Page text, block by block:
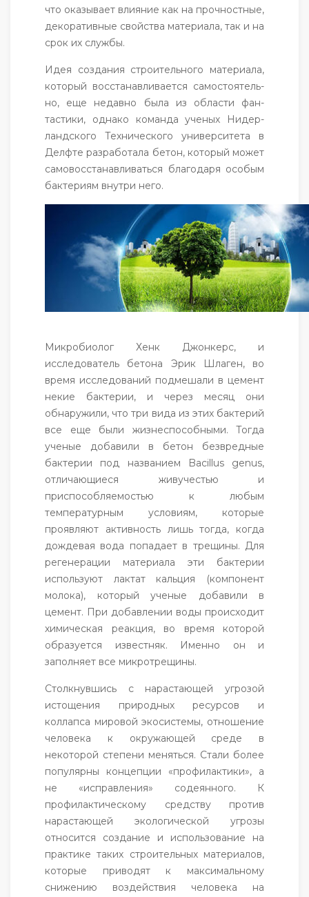
что ока­зыва­ет вли­яние как на проч­нос­тные,
де­кора­тив­ные свой­ства ма­тери­ала, так и на
срок их служ­бы.
Идея соз­да­ния стро­итель­но­го ма­тери­ала,
ко­торый вос­ста­нав­ли­ва­ет­ся са­мос­то­ятель­
но, еще не­дав­но бы­ла из об­ласти фан­
тасти­ки, од­на­ко ко­ман­да уче­ных Ни­дер­
ланд­ско­го Тех­ни­чес­ко­го уни­вер­си­тета в
Дел­фте раз­ра­бота­ла бе­тон, ко­торый мо­жет
са­мовос­ста­нав­ли­вать­ся бла­года­ря осо­бым
бак­те­ри­ям внут­ри не­го.
Микробиолог Хенк Джонкерс, и
исследователь бетона Эрик Шлаген, во
время исследований подмешали в цемент
некие бактерии, и через месяц они
обнаружили, что три вида из этих бактерий
все еще были жизнеспособными. Тогда
ученые добавили в бетон безвредные
бактерии под названием Bacillus genus,
отличающиеся живучестью и
приспособляемостью к любым
температурным условиям, которые
проявляют активность лишь тогда, когда
дождевая вода попадает в трещины. Для
регенерации материала эти бактерии
используют лактат кальция (компонент
молока), который ученые добавили в
цемент. При добавлении воды происходит
химическая реакция, во время которой
образуется известняк. Именно он и
заполняет все микротрещины.
Столкнувшись с нарастающей угрозой
истощения природных ресурсов и
коллапса мировой экосистемы, отношение
человека к окружающей среде в
некоторой степени меняться. Стали более
популярны концепции «профилактики», а
не «исправления» содеянного. К
профилактическому средству против
нарастающей экологической угрозы
относится создание и использование на
практике таких строительных материалов,
которые приводят к максимальному
снижению воздействия человека на